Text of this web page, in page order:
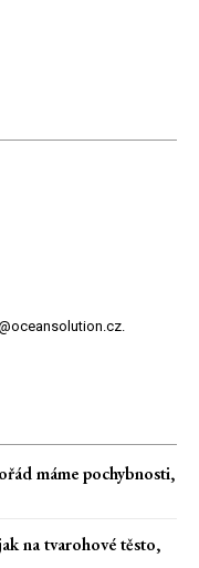
máme pochybnosti,
na tvarohové těsto,